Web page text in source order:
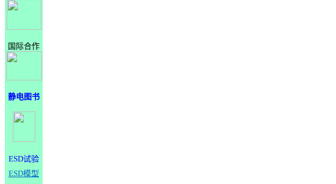
国际合作
静电图书
ESD试验
ESD模型